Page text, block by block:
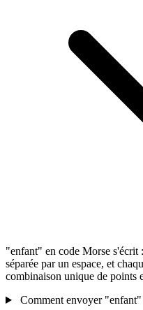
"enfant" en code Morse s'écrit
séparée par un espace, et
combinaison unique de points
Comment envoyer